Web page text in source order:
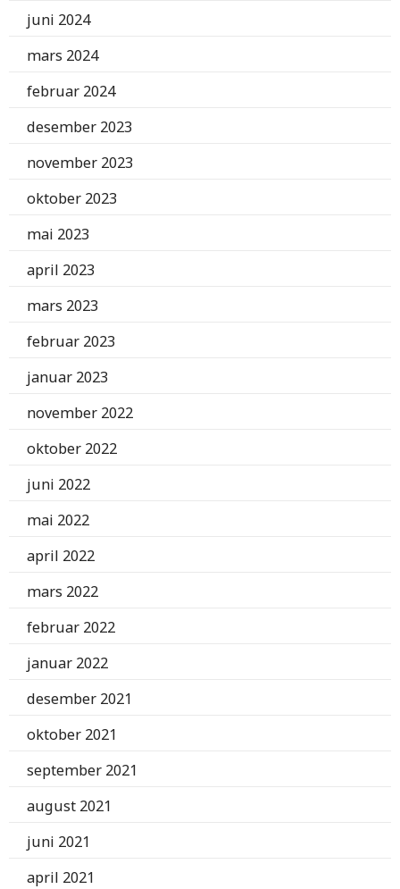
juni 2024
mars 2024
februar 2024
desember 2023
november 2023
oktober 2023
mai 2023
april 2023
mars 2023
februar 2023
januar 2023
november 2022
oktober 2022
juni 2022
mai 2022
april 2022
mars 2022
februar 2022
januar 2022
desember 2021
oktober 2021
september 2021
august 2021
juni 2021
april 2021